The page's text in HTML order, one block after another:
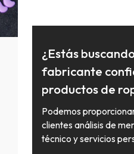
¿Estás
fabricante
productos de
Podemos
clientes análisis de
técnico y servicios